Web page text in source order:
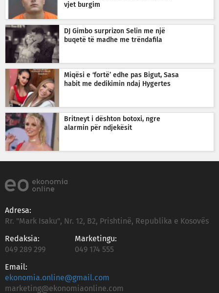
vjet burgim
DJ Gimbo surprizon Selin me një
buqetë të madhe me trëndafila
Miqësi e ‘fortë’ edhe pas Bigut, Sasa
habit me dedikimin ndaj Hygertes
Britneyt i dështon botoxi, ngre
alarmin për ndjekësit
Adresa:
Rr. "Mark Isaku", Nr. 12, B2, Prishtinë, Republika e Kosovës
Redaksia:
049 289 299
Marketingu:
049 174 555
Email:
ekonomia.online@gmail.com
marketing@ekonomiaonline.com